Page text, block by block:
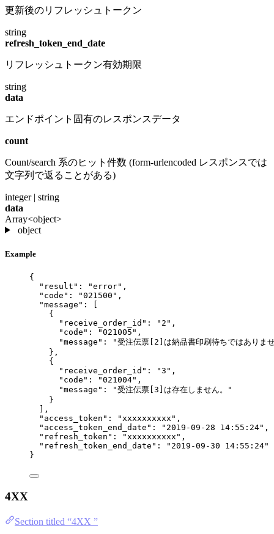
更新後のリフレッシュトークン
string
refresh_token_end_date
リフレッシュトークン有効期限
string
data
エンドポイント固有のレスポンスデータ
count
Count/search 系のヒット件数 (form-urlencoded レスポンスでは
文字列で返ることがある)
integer | string
data
Array<object>
object
Example
{
"result" : "error" ,
"code" : "021500 " ,
"message" : [
{
"receive_order_id" : " 2 " ,
"code" : "021005 " ,
"message" : "受注伝票[2]は納品書印刷待ちではありま
},
{
"receive_order_id" : "3 " ,
"code" : "021004" ,
"message" : "受注伝票[3]は存在しません。
"
}
],
"access_token" : "xxxxxxxxxx " ,
"access_token_end_date" : " 2019-09-28 14:55:24" ,
"refresh_token" : "xxxxxxxxxx " ,
"refresh_token_end_date" : " 2019-09-30 14:55:24"
}
4XX
Section titled “4XX ”